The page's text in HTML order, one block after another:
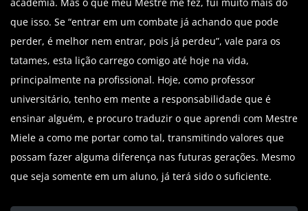
que isso. Se “entrar em um combate já achando que pode
perder, é melhor nem entrar, pois já perdeu”, vale para os
tatames, esta lição carrego comigo até hoje na vida,
principalmente na profissional. Hoje, como professor
universitário, tenho em mente a responsabilidade que é
ensinar alguém, e procuro traduzir o que aprendi com Mestre
Miele a como me portar como tal, transmitindo valores que
possam fazer alguma diferença nas futuras gerações. Mesmo
que seja somente em um aluno, já terá sido o suficiente.